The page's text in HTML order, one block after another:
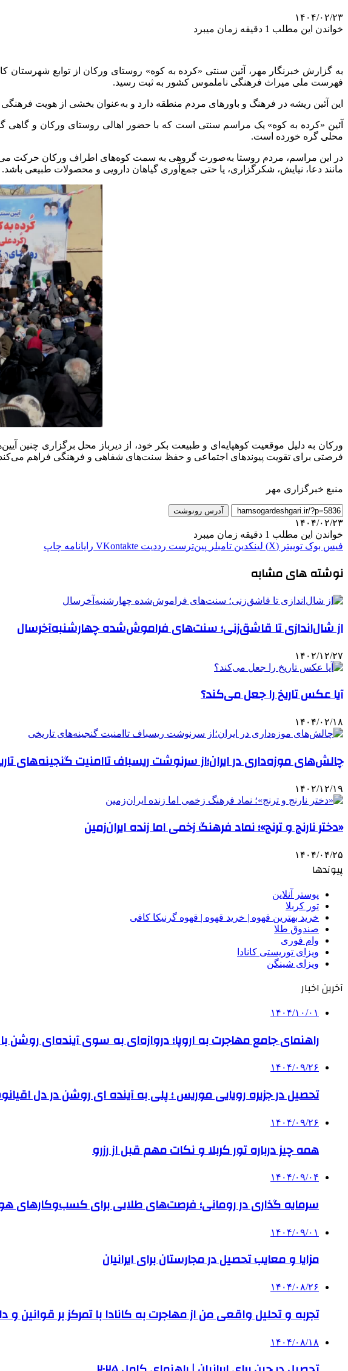
۱۴۰۴/۰۲/۲۳
خواندن این مطلب 1 دقیقه زمان میبرد
به گزارش خبرنگار مهر، آئین سنتی «کرده به کوه» روستای ورکان از توابع
فهرست ملی میراث فرهنگی ناملموس کشور به ثبت رسید.
این آئین ریشه در فرهنگ و باورهای مردم منطقه دارد و به‌عنوان بخشی از هویت
آئین «کرده به کوه» یک مراسم سنتی است که با حضور اهالی روستای ورکان و
محلی گره خورده است.
در این مراسم، مردم روستا به‌صورت گروهی به سمت کوه‌های اطراف ورکان حرکت
مانند دعا، نیایش، شکرگزاری، یا حتی جمع‌آوری گیاهان دارویی و محصولات طبیعی باشد.
ورکان به دلیل موقعیت کوهپایه‌ای و طبیعت بکر خود، از دیرباز محل برگزاری چنین
فرصتی برای تقویت پیوندهای اجتماعی و حفظ سنت‌های شفاهی و فرهنگی فراهم
منبع خبرگزاری مهر
آدرس رونوشت
۱۴۰۴/۰۲/۲۳
خواندن این مطلب 1 دقیقه زمان میبرد
فیس بوک توییتر (X) لینکدین ‫تامبلر ‫پین‌ترست ‫رددیت ‫VKontakte رایانامه چاپ
نوشته های مشابه
از شال‌اندازی تا قاشق‌زنی؛ سنت‌های فراموش‌شده چهارشنبه‌آخرسال
۱۴۰۲/۱۲/۲۷
آیا عکس تاریخ را جعل می‌کند؟
۱۴۰۴/۰۲/۱۸
چالش‌های موزه‌داری در ایران؛از سرنوشت ریسباف تاامنیت گنجینه‌های
۱۴۰۲/۱۲/۱۹
«دختر نارنج و ترنج»؛ نماد فرهنگ زخمی اما زنده ایران‌زمین
۱۴۰۴/۰۴/۲۵
پیوندها
پوستر آنلاین
تور کربلا
خرید بهترین قهوه | خرید قهوه | قهوه گرنیکا کافی
صندوق طلا
وام فوری
ویزای توریستی کانادا
ویزای شینگن
آخرین اخبار
۱۴۰۴/۱۰/۰۱
راهنمای جامع مهاجرت به اروپا؛ دروازه‌ای به سوی آینده‌ای روشن
۱۴۰۴/۰۹/۲۶
تحصیل در جزیره رویایی موریس ؛ پلی به آینده ‌ای روشن در دل
۱۴۰۴/۰۹/۲۶
همه چیز درباره تور کربلا و نکات مهم قبل از رزرو
۱۴۰۴/۰۹/۰۴
سرمایه گذاری در رومانی؛ فرصت‌های طلایی برای کسب‌وکارهای
۱۴۰۴/۰۹/۰۱
مزایا و معایب تحصیل در مجارستان برای ایرانیان
۱۴۰۴/۰۸/۲۶
تجربه و تحلیل واقعی من از مهاجرت به کانادا با تمرکز بر قوانین و
۱۴۰۴/۰۸/۱۸